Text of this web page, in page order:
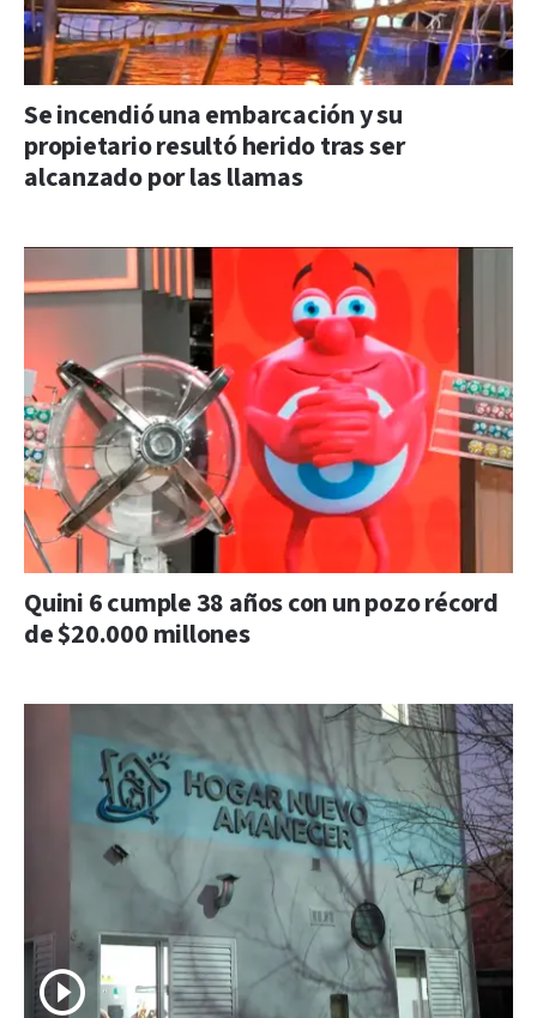
Se incendió una embarcación y su
propietario resultó herido tras ser
alcanzado por las llamas
Quini 6 cumple 38 años con un pozo récord
de $20.000 millones